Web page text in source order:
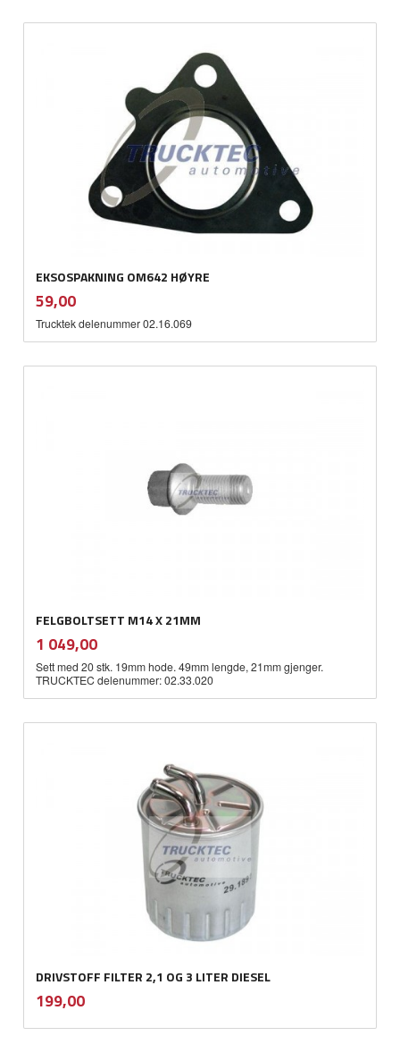
EKSOSPAKNING OM642 HØYRE
Pris
59,00mva.
Trucktek delenummer 02.16.069
FELGBOLTSETT M14 X 21MM
Pris
1 049,00mva.
Sett med 20 stk. 19mm hode. 49mm lengde, 21mm gjenger.
TRUCKTEC delenummer: 02.33.020
DRIVSTOFF FILTER 2,1 OG 3 LITER DIESEL
Pris
199,00mva.